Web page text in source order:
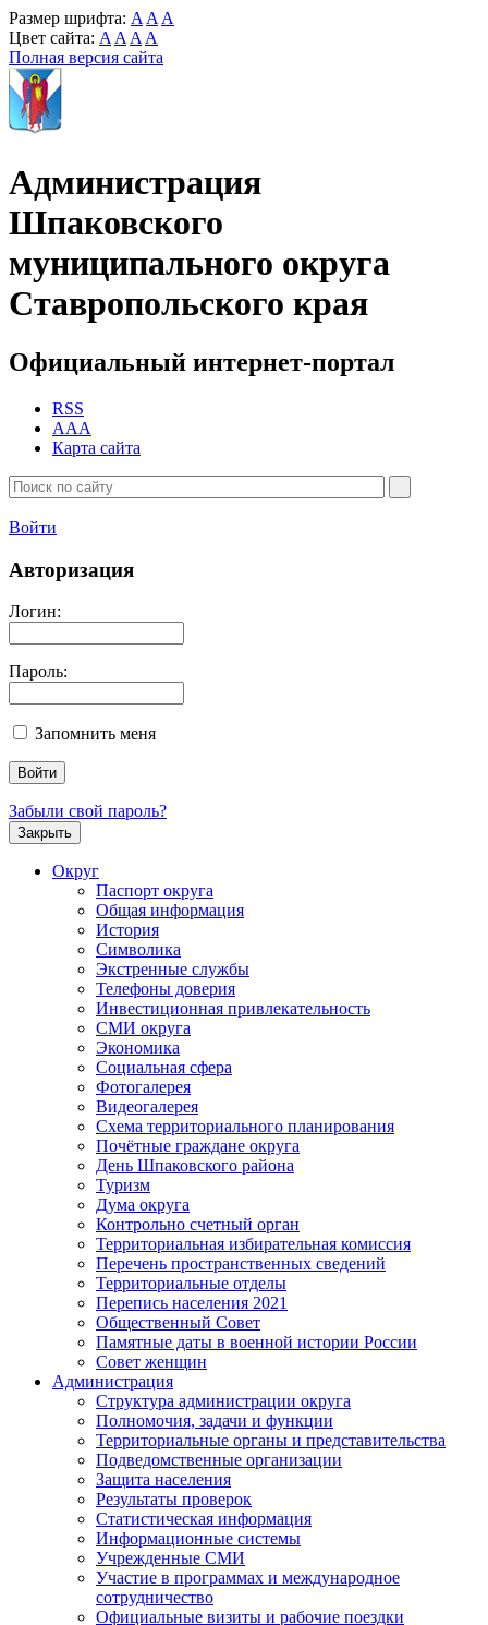
Размер шрифта: A A A
Цвет сайта: A A A A
Полная версия сайта
Администрация
Шпаковского
муниципального округа
Ставропольского края
Официальный интернет-портал
RSS
AAA
Карта сайта
Войти
Авторизация
Логин:
Пароль:
Запомнить меня
Забыли свой пароль?
Закрыть
Округ
Паспорт округа
Общая информация
История
Символика
Экстренные службы
Телефоны доверия
Инвестиционная привлекательность
СМИ округа
Экономика
Социальная сфера
Фотогалерея
Видеогалерея
Схема территориального планирования
Почётные граждане округа
День Шпаковского района
Туризм
Дума округа
Контрольно счетный орган
Территориальная избирательная комиссия
Перечень пространственных сведений
Территориальные отделы
Перепись населения 2021
Общественный Совет
Памятные даты в военной истории России
Совет женщин
Администрация
Структура администрации округа
Полномочия, задачи и функции
Территориальные органы и представительства
Подведомственные организации
Защита населения
Результаты проверок
Статистическая информация
Информационные системы
Учрежденные СМИ
Участие в программах и международное
сотрудничество
Официальные визиты и рабочие поездки